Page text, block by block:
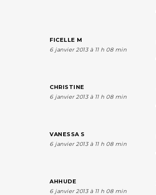
FICELLE M
6 janvier 2013 à 11 h 08 min
CHRISTINE
6 janvier 2013 à 11 h 08 min
VANESSA S
6 janvier 2013 à 11 h 08 min
AHHUDE
6 janvier 2013 à 11 h 08 min